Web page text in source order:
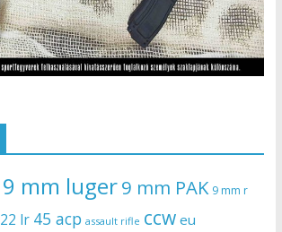
9 mm luger9 mm PAK 9 mm r
22 lr 45 acp assault rifle ccw eu